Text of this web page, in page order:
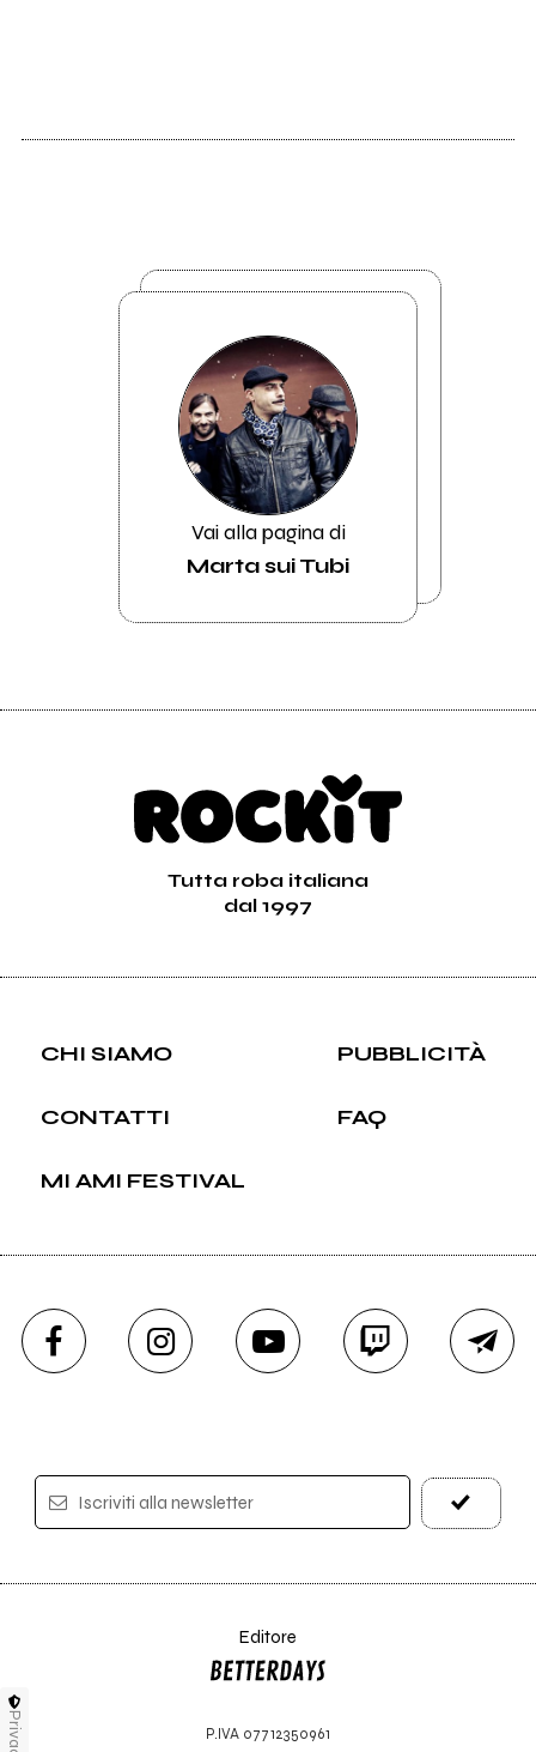
Vai alla pagina di
Marta sui Tubi
Tutta roba italiana
dal 1997
CHI SIAMO PUBBLICITÀ
CONTATTI FAQ
MI AMI FESTIVAL
Iscriviti alla newsletter
Editore
P.IVA 07712350961
Privacy